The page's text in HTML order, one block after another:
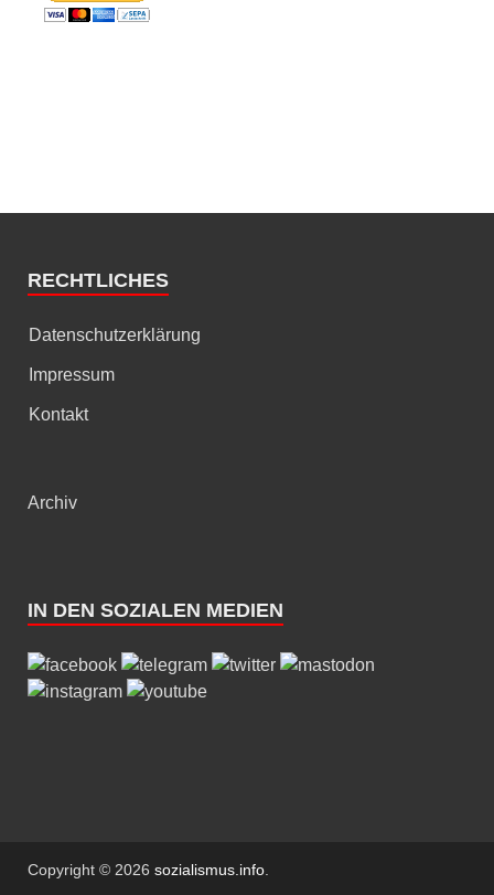
RECHTLICHES
Datenschutzerklärung
Impressum
Kontakt
Archiv
IN DEN SOZIALEN MEDIEN
Copyright © 2026 sozialismus.info